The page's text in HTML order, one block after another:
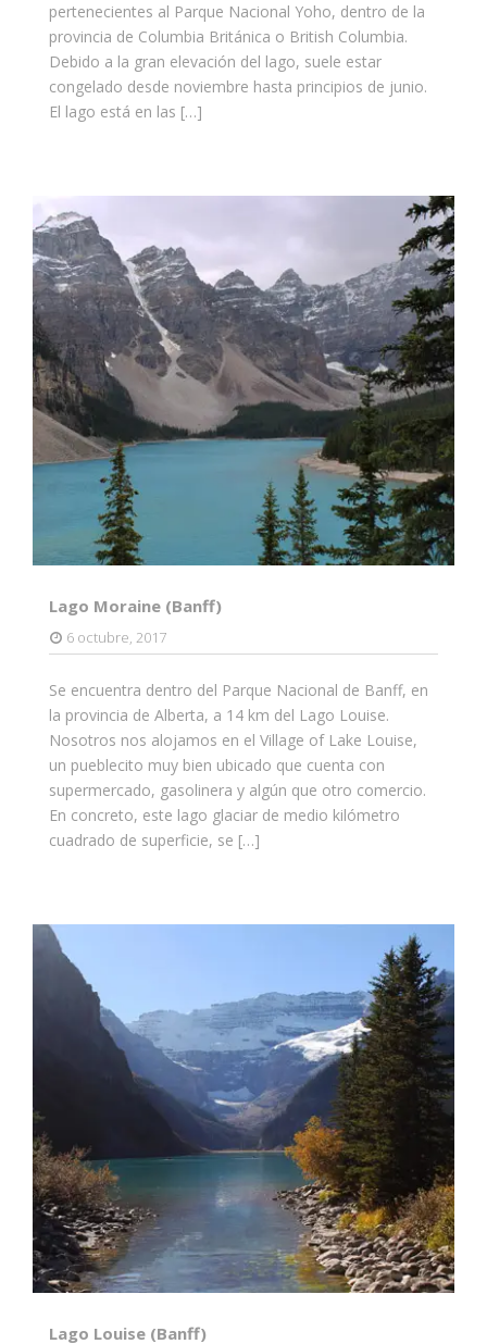
pertenecientes al Parque Nacional Yoho, dentro de la
provincia de Columbia Británica o British Columbia.
Debido a la gran elevación del lago, suele estar
congelado desde noviembre hasta principios de junio.
El lago está en las […]
Lago Moraine (Banff)
6 octubre, 2017
Se encuentra dentro del Parque Nacional de Banff, en
la provincia de Alberta, a 14 km del Lago Louise.
Nosotros nos alojamos en el Village of Lake Louise,
un pueblecito muy bien ubicado que cuenta con
supermercado, gasolinera y algún que otro comercio.
En concreto, este lago glaciar de medio kilómetro
cuadrado de superficie, se […]
Lago Louise (Banff)